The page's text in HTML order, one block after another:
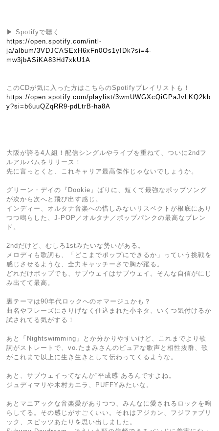
▶ Spotifyで聴く
https://open.spotify.com/intl-
ja/album/3VDJCASExH6xFn0Os1yIDk?si=4-
mw3jbASiKA83Hd7xkU1A
このCDが気に入った方はこちらのSpotifyプレイリストも！
https://open.spotify.com/playlist/3wmUWGXcQiGPaJvLKQ2kb
y?si=b6uuQZqRR9-pdLtrB-ha8A
大阪が誇る4人組！配信シングルやライブを重ねて、ついに2ndフ
ルアルバムをリリース！
先に言っとくと、これキャリア最高傑作じゃないでしょうか。
グリーン・デイの『Dookie』ばりに、短くて最強なポップソング
が次から次へと飛び出す感じ。
インディー、オルタナ音楽への惜しみないリスペクトが根底にあり
つつ鳴らした、J-POP／オルタナ／ポップパンクの最高なブレン
ド。
2ndだけど、むしろ1stみたいな勢いがある。
メロディも歌詞も、「どこまでポップにできるか」っていう挑戦を
感じさせるような、全力キャッチーさで胸が躍る。
どれだけポップでも、サブウェイはサブウェイ。そんな自信がにじ
み出てて最高。
裏テーマは90年代ロックへのオマージュかも？
曲名やフレーズにさりげなく仕込まれた小ネタ、いくつ気付けるか
試されてる気がする！
あと「Nightswimming」とか分かりやすいけど、これまでより歌
詞がストレートで、vo.たまみさんのピュアな歌声と相性抜群、歌
がこれまで以上に生き生きとして伝わってくるような。
あと、サブウェイってなんか“平成感”あるんですよね。
ジュディマリや木村カエラ、PUFFYみたいな。
あとマニアックな音楽愛がありつつ、みんなに愛されるロックを鳴
らしてる。その感じがすごくいい。それはアジカン、フジファブリ
ック、スピッツあたりを思い出しました。